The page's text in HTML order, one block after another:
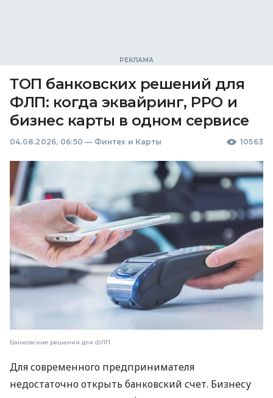
ТОП банковских решений для
ФЛП: когда эквайринг, РРО и
бизнес карты в одном сервисе
04.08.2026, 06:50 — Финтех и Карты 10563
Банковские решения для ФЛП
Для современного предпринимателя
недостаточно открыть банковский счет. Бизнесу